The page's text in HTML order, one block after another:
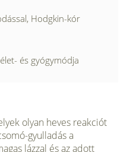
Hodgkin-kór
és gyógymódja
olyan heves reakciót
gyulladás a
lázzal és az adott